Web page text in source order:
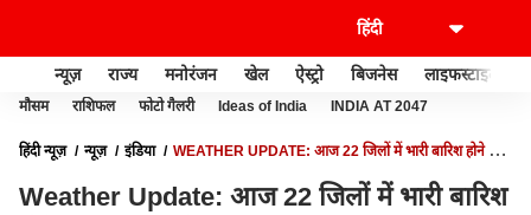
न्यूज़ राज्य मनोरंजन खेल ऐस्ट्रो बिजनेस लाइफस्टाइल
मौसम राशिफल फोटो गैलरी Ideas of India INDIA AT 2047
हिंदी न्यूज़ न्यूज़ इंडिया
WEATHER UPDATE: आज 22 जिलों में भारी बारिश होने की
Weather Update: आज 22 जिलों में भारी बारिश